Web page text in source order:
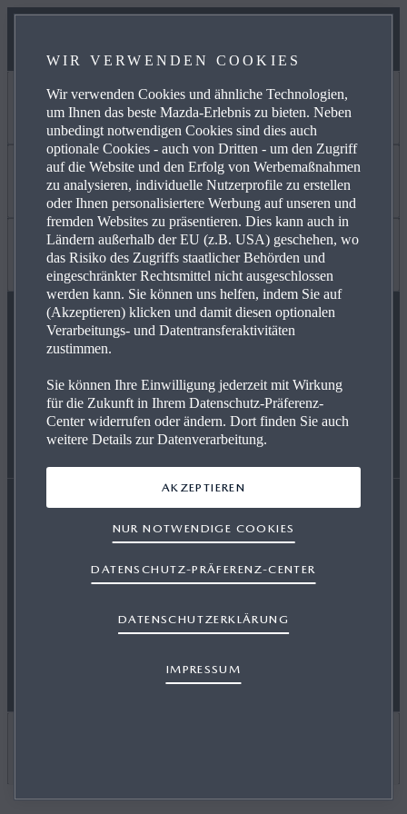
Jetzt entdecken
MYMAZDA
SERVICE & ZUBEHÖR
AKTUELLE ANGEBOTE
BUSINESS ANGEBOTE
Mehr erfahren
KARRIERE
MAZDA PARTNER WERDEN
FREIE WERKSTÄTTEN
Wissenswertes
FAQ
NEWSLETTER
RETTUNGSKARTEN
Erklärung zur Barrierefreiheit
Gesetz über digitale Dienste Rechtliche Hinweise
Datenschutz Cookies Presse
WIR VERWENDEN COOKIES
Wir verwenden Cookies und ähnliche Technologien,
um Ihnen das beste Mazda-Erlebnis zu bieten. Neben
unbedingt notwendigen Cookies sind dies auch
optionale Cookies - auch von Dritten - um den Zugriff
auf die Website und den Erfolg von Werbemaßnahmen
zu analysieren, individuelle Nutzerprofile zu erstellen
oder Ihnen personalisiertere Werbung auf unseren und
fremden Websites zu präsentieren. Dies kann auch in
Ländern außerhalb der EU (z.B. USA) geschehen, wo
das Risiko des Zugriffs staatlicher Behörden und
eingeschränkter Rechtsmittel nicht ausgeschlossen
werden kann. Sie können uns helfen, indem Sie auf
(Akzeptieren) klicken und damit diesen optionalen
Verarbeitungs- und Datentransferaktivitäten
zustimmen.
Sie können Ihre Einwilligung jederzeit mit Wirkung
für die Zukunft in Ihrem Datenschutz-Präferenz-
Center widerrufen oder ändern. Dort finden Sie auch
weitere Details zur Datenverarbeitung.
DATENSCHUTZERKLÄRUNG
IMPRESSUM
DATENSCHUTZ-PRÄFERENZ-CENTER
NUR NOTWENDIGE COOKIES
AKZEPTIEREN